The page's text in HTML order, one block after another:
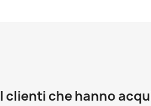
I clienti che hanno